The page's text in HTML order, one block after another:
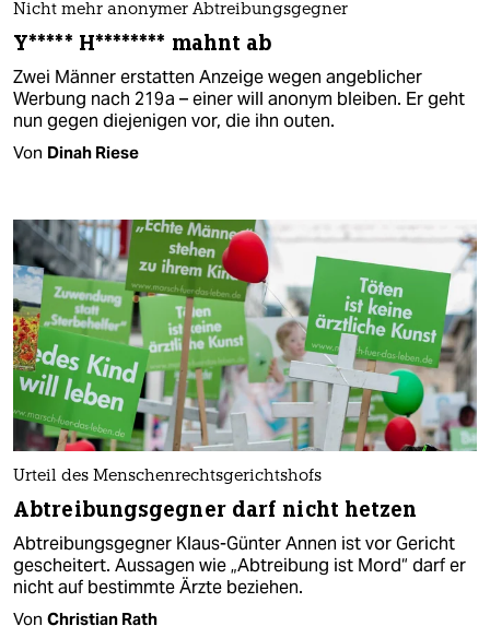
Nicht mehr anonymer Abtreibungsgegner
Y***** H******** mahnt ab
Zwei Männer erstatten Anzeige wegen angeblicher
Werbung nach 219 a – einer will anonym bleiben. Er geht
nun gegen diejenigen vor, die ihn outen.
Von Dinah Riese
Urteil des Menschenrechtsgerichtshofs
Abtreibungsgegner darf nicht hetzen
Abtreibungsgegner Klaus-Günter Annen ist vor Gericht
gescheitert. Aussagen wie „Abtreibung ist Mord“ darf er
nicht auf bestimmte Ärzte beziehen.
Von Christian Rath